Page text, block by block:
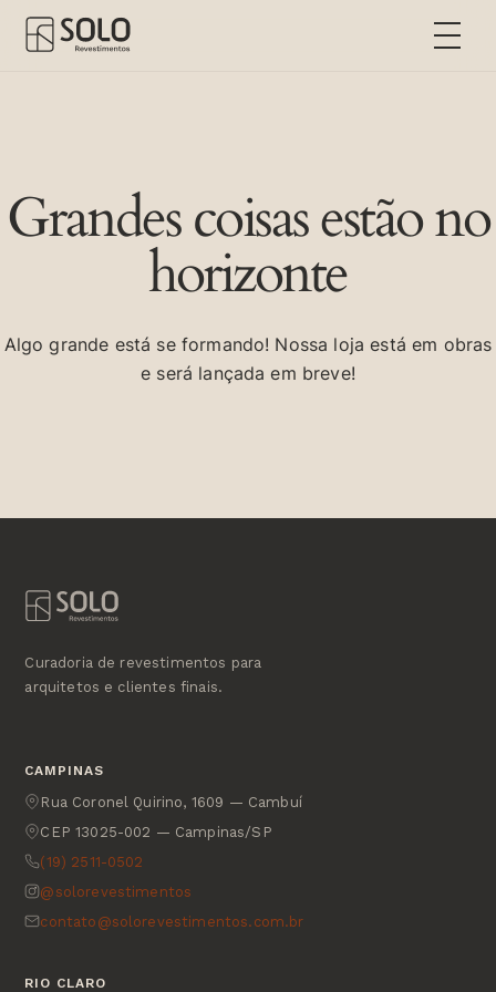
Grandes coisas estão no
horizonte
Algo grande está se formando! Nossa loja está em obras
e será lançada em breve!
Curadoria de revestimentos para
arquitetos e clientes finais.
CAMPINAS
Rua Coronel Quirino, 1609 — Cambuí
CEP 13025-002 — Campinas/SP
(19) 2511-0502
@solorevestimentos
contato@solorevestimentos.com.br
RIO CLARO